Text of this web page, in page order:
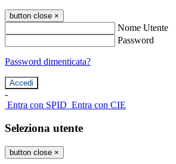
button close ×
Nome Utente
Password
Password dimenticata?
-
Entra con SPID Entra con CIE
Seleziona utente
button close ×